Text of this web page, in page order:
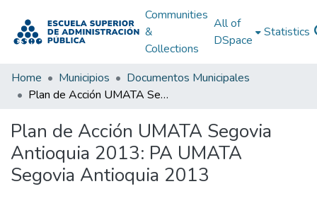
Communities
&
Collections
All of
DSpace
Statistics
Home Municipios
Documentos Municipales
Plan de Acción UMATA Segovia Antioquia 2013: PA UMATA Segovia Antioquia 2013
Plan de Acción UMATA Segovia
Antioquia 2013: PA UMATA
Segovia Antioquia 2013